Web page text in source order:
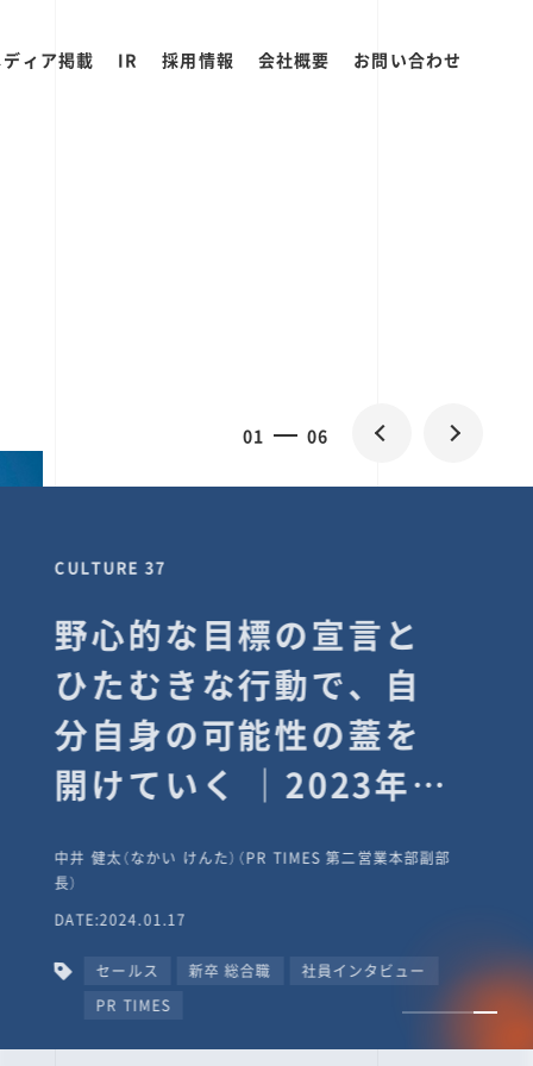
ィア掲載 IR 採用情報 会社概要 お問い合わせ
01 06
CULTURE 37
野心的な目標の宣言と
ひたむきな行動で、自
分自身の可能性の蓋を
開けていく ｜2023年度
タビュー #PR
TIMESな人たち
中井 健太（なかい けんた）（PR TIMES 第二営業本部副部
長）
DATE:2024.01.17
セールス 新卒 総合職
社員インタビュー
PR TIMES